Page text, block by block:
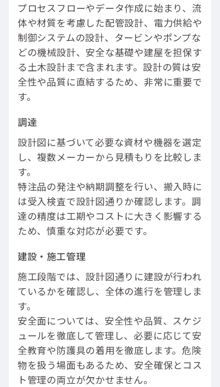
プロセスフローやデータ作成に始まり、流
体や材質を考慮した配管設計、電力供給や
制御システムの設計、タービンやポンプな
どの機械設計、安全な基礎や建屋を担保す
る土木設計まで含まれます。設計の質は安
全性や品質に直結するため、非常に重要で
す。
調達
設計図に基づいて必要な資材や機器を選定
し、複数メーカーから見積もりを比較しま
す。
特注品の発注や納期調整を行い、搬入時に
は受入検査で設計図通りか確認します。調
達の精度は工期やコストに大きく影響する
ため、慎重な対応が必要です。
建設・施工管理
施工段階では、設計図通りに建設が行われ
ているかを確認し、全体の進行を管理しま
す。
安全面については、安全性や品質、スケジ
ュールを徹底して管理し、必要に応じて安
全教育や防護具の着用を徹底します。危険
物を扱う場面もあるため、安全確保とコス
ト管理の両立が欠かせません。